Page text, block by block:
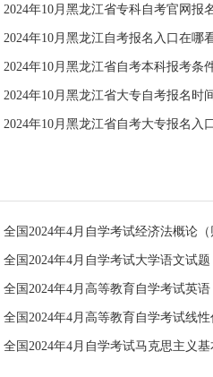
2024年10月黑龙江省专科自考官网报
2024年10月黑龙江自考报名入口在哪
2024年10月黑龙江省自考本科报考条
2024年10月黑龙江省大专自考报名时
2024年10月黑龙江省自考大专报名入
全国2024年4月自学考试大学语文试题
全国2024年4月高等教育自学考试英
全国2024年4月高等教育自学考试线
全国2024年4月自学考试马克思主义